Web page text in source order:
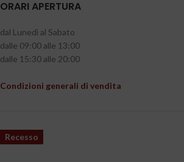
ORARI APERTURA
dal Lunedì al Sabato
dalle 09:00 alle 13:00
dalle 15:30 alle 20:00
Condizioni generali di vendita
Recesso